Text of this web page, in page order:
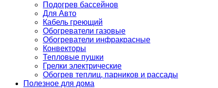
Подогрев бассейнов
Для Авто
Кабель греющий
Обогреватели газовые
Обогреватели инфракрасные
Конвекторы
Тепловые пушки
Грелки электрические
Обогрев теплиц, парников и рассады
Полезное для дома